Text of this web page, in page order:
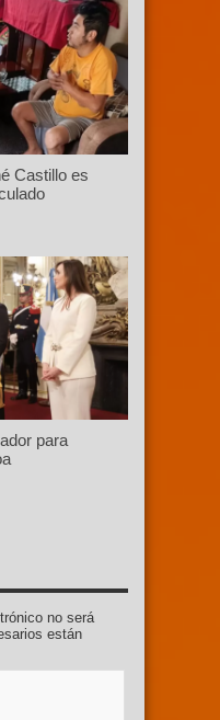
Castillo es
para
no será
están